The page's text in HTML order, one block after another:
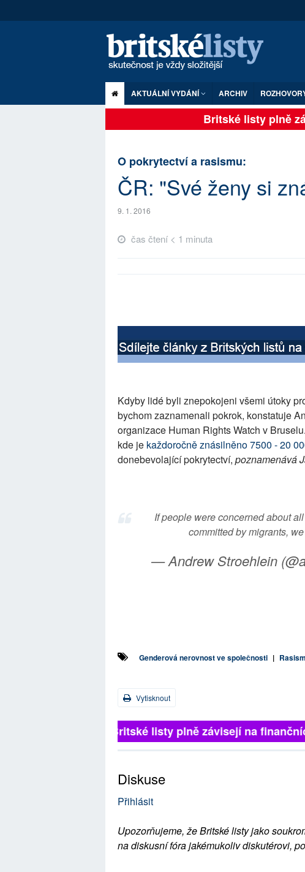
AKTUÁLNÍ VYDÁNÍ ARCHIV
Britské listy plně
O pokrytectví a rasismu:
ČR: "Své ženy si
9. 1. 2016
čas čtení < 1 minuta
Kdyby lidé byli znepokojeni všemi útoky
bychom zaznamenali pokrok, konstatuje
organizace Human Rights Watch v
kde je každoročně znásilněno 7500 - 20
donebevolající pokrytectví, poznamenává
If people were concerned about
committed by migrants,
— Andrew Stroehlein
Genderová nerovnost ve společnosti |
Vytisknout
Britské listy plně závisejí na
Diskuse
Přihlásit
Upozorňujeme, že Britské listy jako
na diskusní fóra jakémukoliv diskutérovi,